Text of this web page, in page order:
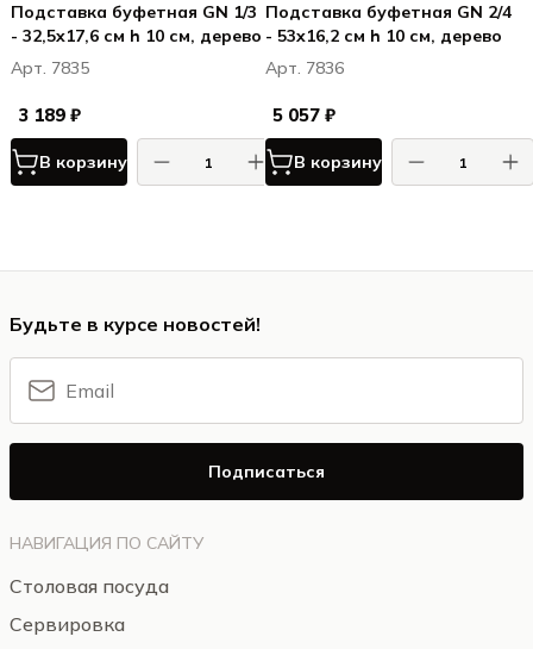
Подставка буфетная GN 1/3
- 32,5x17,6 см h 10 см, дерево
Арт. 7835
3 189 ₽
В корзину
Подставка буфетная GN 2/4
- 53x16,2 см h 10 см, дерево
Арт. 7836
5 057 ₽
В корзину
НАВИГАЦИЯ ПО САЙТУ
Столовая посуда
Сервировка
Будьте в курсе новостей!
Подписаться